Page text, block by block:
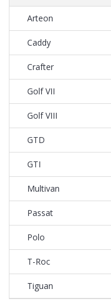
Arteon
Caddy
Crafter
Golf VII
Golf VIII
GTD
GTI
Multivan
Passat
Polo
T-Roc
Tiguan